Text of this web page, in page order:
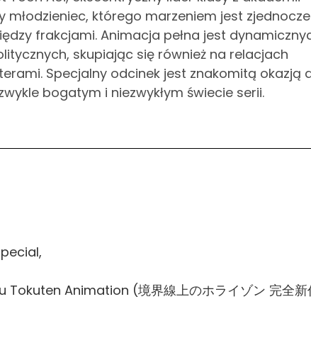
młodzieniec, którego marzeniem jest
frakcjami. Animacja pełna jest
skupiając się również na relacjach
Specjalny odcinek jest znakomitą okazją
bogatym i niezwykłym świecie serii.
Animation (境界線上のホライゾン 完全新